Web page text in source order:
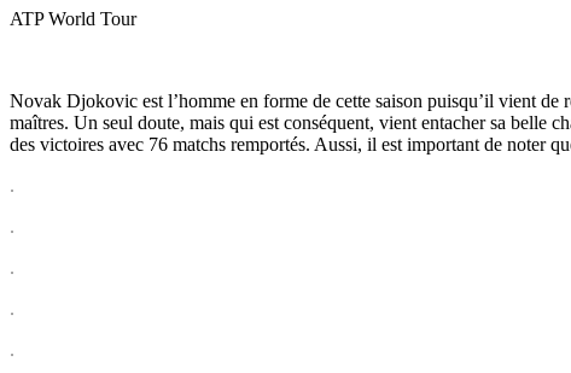
ATP World Tour
Novak Djokovic est l’homme en forme de cette saison puisqu’il vient de
maîtres. Un seul doute, mais qui est conséquent, vient entacher sa belle
des victoires avec 76 matchs remportés. Aussi, il est important de noter
.
.
.
.
.